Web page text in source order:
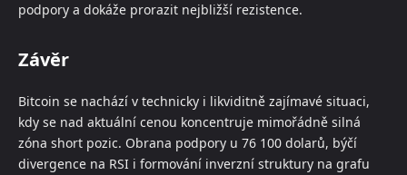
podpory a dokáže prorazit nejbližší rezistence.
Závěr
Bitcoin se nachází v technicky i likviditně zajímavé situaci,
kdy se nad aktuální cenou koncentruje mimořádně silná
zóna short pozic. Obrana podpory u 76 100 dolarů, býčí
divergence na RSI i formování inverzní struktury na grafu